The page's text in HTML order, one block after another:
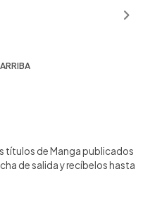
títulos de Manga publicados
de salida y recíbelos hasta